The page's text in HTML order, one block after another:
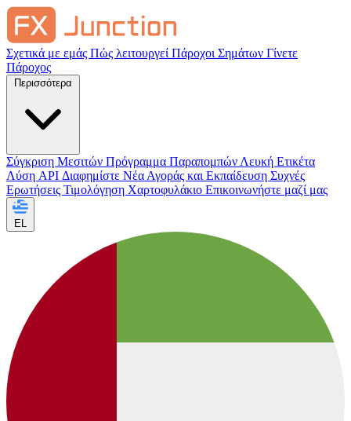
Σχετικά με εμάς Πώς λειτουργεί Πάροχοι Σημάτων Γίνετε
Πάροχος
Σύγκριση Μεσιτών Πρόγραμμα Παραπομπών Λευκή Ετικέτα
Λύση API Διαφημίστε Νέα Αγοράς και Εκπαίδευση Συχνές
Ερωτήσεις Τιμολόγηση Χαρτοφυλάκιο Επικοινωνήστε μαζί μας
EL